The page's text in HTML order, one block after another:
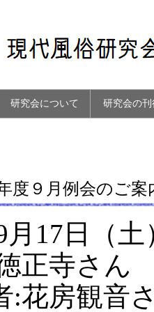
研究会について 研究会の刊
度９月例会のご案
月17日（
正寺さん
:花房観音